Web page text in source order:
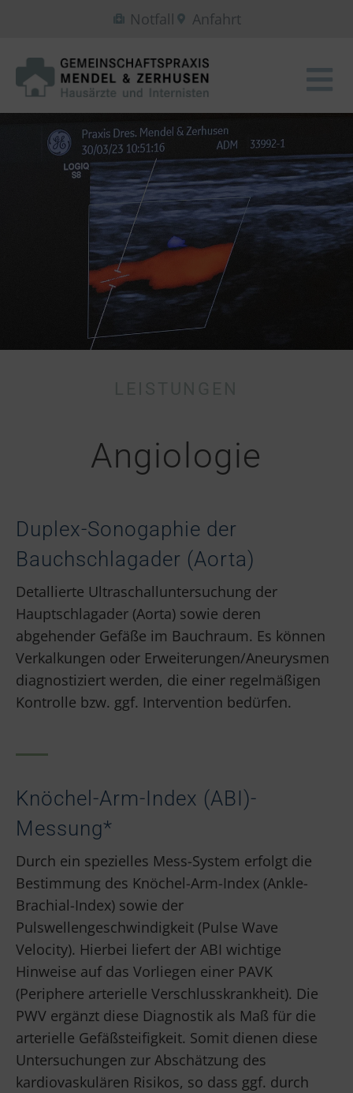
Notfall Anfahrt
Angiologie
Duplex-Sonogaphie der
Bauchschlagader (Aorta)
Detallierte Ultraschalluntersuchung der
Hauptschlagader (Aorta) sowie deren
abgehender Gefäße im Bauchraum. Es können
Verkalkungen oder Erweiterungen/Aneurysmen
diagnostiziert werden, die einer regelmäßigen
Kontrolle bzw. ggf. Intervention bedürfen.
Knöchel-Arm-Index (ABI)-
Messung*
Durch ein spezielles Mess-System erfolgt die
Bestimmung des Knöchel-Arm-Index (Ankle-
Brachial-Index) sowie der
Pulswellengeschwindigkeit (Pulse Wave
Velocity). Hierbei liefert der ABI wichtige
Hinweise auf das Vorliegen einer PAVK
(Periphere arterielle Verschlusskrankheit). Die
PWV ergänzt diese Diagnostik als Maß für die
arterielle Gefäßsteifigkeit. Somit dienen diese
Untersuchungen zur Abschätzung des
kardiovaskulären Risikos, so dass ggf. durch